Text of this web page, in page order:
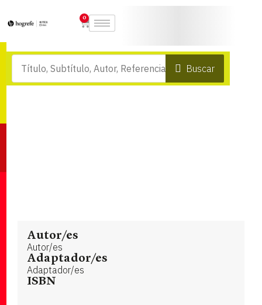
0
Buscar
Autor/es
Autor/es
Adaptador/es
Adaptador/es
ISBN